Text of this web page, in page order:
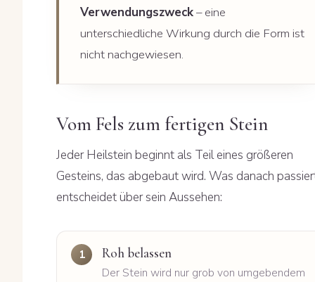
Verwendungszweck– eine
unterschiedliche Wirkung durch die Form ist
nicht nachgewiesen.
Vom Fels zum fertigen Stein
Jeder Heilstein beginnt als Teil eines größeren
Gesteins, das abgebaut wird. Was danach
entscheidet über sein Aussehen:
Roh belassen
Der Stein wird nur grob von umgebendem